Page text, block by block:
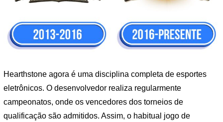
Hearthstone agora é uma disciplina completa de esportes
eletrônicos. O desenvolvedor realiza regularmente
campeonatos, onde os vencedores dos torneios de
qualificação são admitidos. Assim, o habitual jogo de